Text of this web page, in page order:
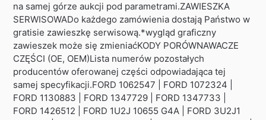
na samej górze aukcji pod parametrami.ZAWIESZKA
SERWISOWADo każdego zamówienia dostają Państwo w
gratisie zawieszkę serwisową.*wygląd graficzny
zawieszek może się zmieniaćKODY PORÓWNAWACZE
CZĘŚCI (OE, OEM)Lista numerów pozostałych
producentów oferowanej części odpowiadająca tej
samej specyfikacji.FORD 1062547 | FORD 1072324 |
FORD 1130883 | FORD 1347729 | FORD 1347733 |
FORD 1426512 | FORD 1U2J 10655 G4A | FORD 3U2J1